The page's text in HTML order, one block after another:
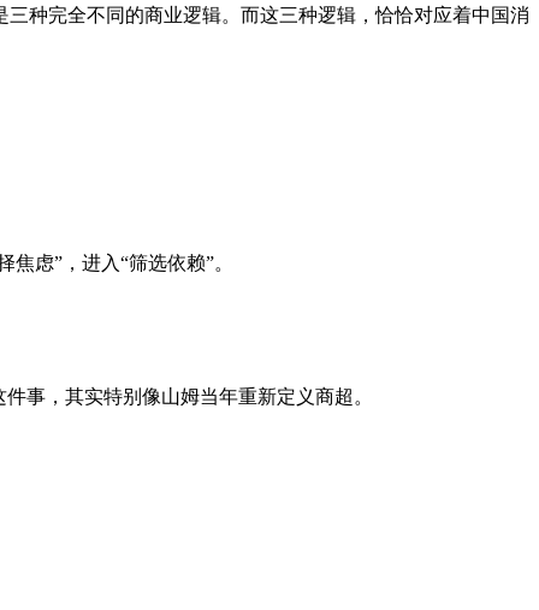
种完全不同的商业逻辑。而这三种逻辑，恰恰对应着中国消
虑”，进入“筛选依赖”。
事，其实特别像山姆当年重新定义商超。